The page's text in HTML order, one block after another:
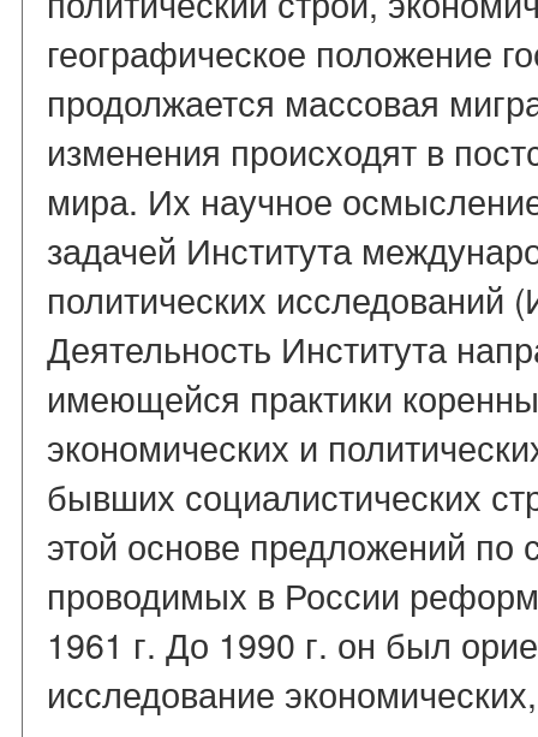
географическое положение
продолжается массовая
изменения происходят в
мира. Их научное
задачей Института
политических
Деятельность Института
имеющейся практики
экономических и
бывших социалистических
этой основе предложений по
проводимых в России
1961 г. До 1990 г. он был
исследование